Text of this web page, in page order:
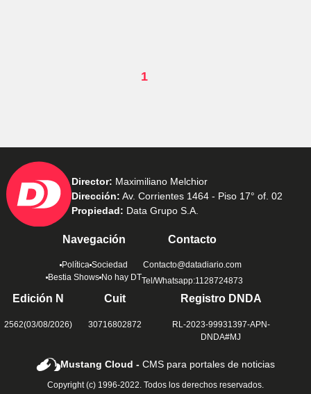
1
Director: Maximiliano Melchior
Dirección: Av. Corrientes 1464 - Piso 17° of. 02
Propiedad: Data Grupo S.A.
Navegación
Política Sociedad
Bestia Shows No hay DT
Contacto
Contacto@datadiario.com
Tel/Whatsapp:1128724873
Edición N
2562(03/08/2026)
Cuit
30716802872
Registro DNDA
RL-2023-99931397-APN-
DNDA#MJ
Mustang Cloud -CMS para portales de noticias
Copyright (c) 1996-2022. Todos los derechos reservados.